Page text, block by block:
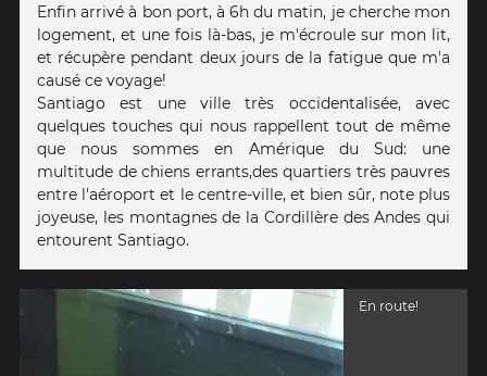
Enfin arrivé à bon port, à 6h du matin, je cherche mon
logement, et une fois là-bas, je m'écroule sur mon lit,
et récupère pendant deux jours de la fatigue que m'a
causé ce voyage!
Santiago est une ville très occidentalisée, avec
quelques touches qui nous rappellent tout de même
que nous sommes en Amérique du Sud: une
multitude de chiens errants,des quartiers très pauvres
entre l'aéroport et le centre-ville, et bien sûr, note plus
joyeuse, les montagnes de la Cordillère des Andes qui
entourent Santiago.
En route!